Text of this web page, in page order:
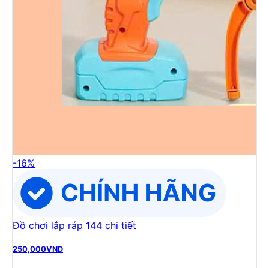
-16%
Đồ chơi lắp ráp 144 chi tiết
250,000VND